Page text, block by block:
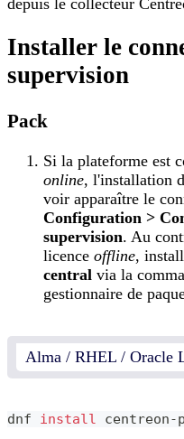
Installer le
supervision
Pack
Si la plateforme est
online, l'installation
voir apparaître le
Configuration >
supervision. Au
licence offline,
central via la
gestionnaire de
Alma / RHEL / Oracle
dnf install centreon-